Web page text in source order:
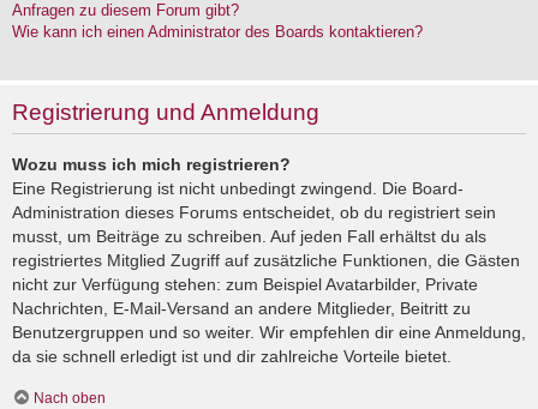
Anfragen zu diesem Forum gibt?
Wie kann ich einen Administrator des Boards kontaktieren?
Registrierung und Anmeldung
Wozu muss ich mich registrieren?
Eine Registrierung ist nicht unbedingt zwingend. Die Board-
Administration dieses Forums entscheidet, ob du registriert sein
musst, um Beiträge zu schreiben. Auf jeden Fall erhältst du als
registriertes Mitglied Zugriff auf zusätzliche Funktionen, die Gästen
nicht zur Verfügung stehen: zum Beispiel Avatarbilder, Private
Nachrichten, E-Mail-Versand an andere Mitglieder, Beitritt zu
Benutzergruppen und so weiter. Wir empfehlen dir eine Anmeldung,
da sie schnell erledigt ist und dir zahlreiche Vorteile bietet.
Nach oben